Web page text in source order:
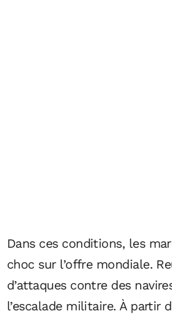
Dans ces conditions, les
choc sur l’offre mondiale.
d’attaques contre des
l’escalade militaire. À partir